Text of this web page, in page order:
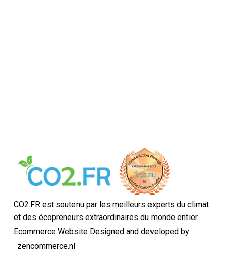
CO2.FR est soutenu par les meilleurs experts du climat
et des écopreneurs extraordinaires du monde entier.
Ecommerce Website Designed and developed by
zencommerce.nl